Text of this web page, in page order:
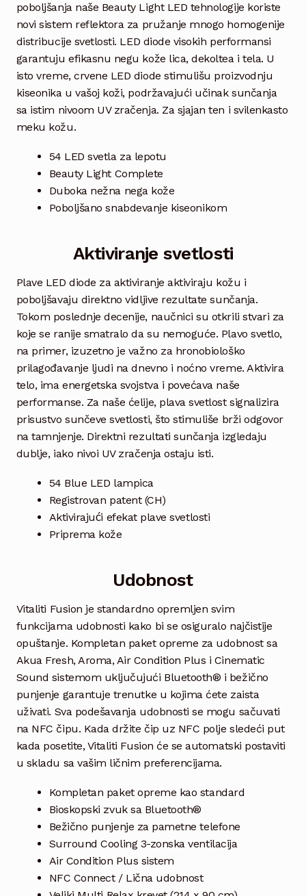
poboljšanja naše Beauty Light LED tehnologije koriste
novi sistem reflektora za pružanje mnogo homogenije
distribucije svetlosti. LED diode visokih performansi
garantuju efikasnu negu kože lica, dekoltea i tela. U
isto vreme, crvene LED diode stimulišu proizvodnju
kiseonika u vašoj koži, podržavajući učinak sunčanja
sa istim nivoom UV zračenja. Za sjajan ten i svilenkasto
meku kožu.
54 LED svetla za lepotu
Beauty Light Complete
Duboka nežna nega kože
Poboljšano snabdevanje kiseonikom
Aktiviranje svetlosti
Plave LED diode za aktiviranje aktiviraju kožu i
poboljšavaju direktno vidljive rezultate sunčanja.
Tokom poslednje decenije, naučnici su otkrili stvari za
koje se ranije smatralo da su nemoguće. Plavo svetlo,
na primer, izuzetno je važno za hronobiološko
prilagođavanje ljudi na dnevno i noćno vreme. Aktivira
telo, ima energetska svojstva i povećava naše
performanse. Za naše ćelije, plava svetlost signalizira
prisustvo sunčeve svetlosti, što stimuliše brži odgovor
na tamnjenje. Direktni rezultati sunčanja izgledaju
dublje, iako nivoi UV zračenja ostaju isti.
54 Blue LED lampica
Registrovan patent (CH)
Aktivirajući efekat plave svetlosti
Priprema kože
Udobnost
Vitaliti Fusion je standardno opremljen svim
funkcijama udobnosti kako bi se osiguralo najčistije
opuštanje. Kompletan paket opreme za udobnost sa
Akua Fresh, Aroma, Air Condition Plus i Cinematic
Sound sistemom uključujući Bluetooth® i bežično
punjenje garantuje trenutke u kojima ćete zaista
uživati. Sva podešavanja udobnosti se mogu sačuvati
na NFC čipu. Kada držite čip uz NFC polje sledeći put
kada posetite, Vitaliti Fusion će se automatski postaviti
u skladu sa vašim ličnim preferencijama.
Kompletan paket opreme kao standard
Bioskopski zvuk sa Bluetooth®
Bežično punjenje za pametne telefone
Surround Cooling 3-zonska ventilacija
Air Condition Plus sistem
NFC Connect / Lična udobnost